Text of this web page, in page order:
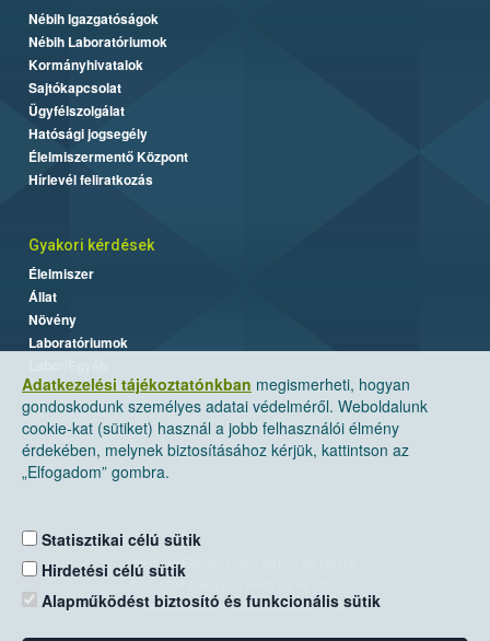
Adatkezelési tájékoztatónkban megismerheti, hogyan
gondoskodunk személyes adatai védelméről. Weboldalunk
cookie-kat (sütiket) használ a jobb felhasználói élmény
érdekében, melynek biztosításához kérjük, kattintson az
„Elfogadom” gombra.
Statisztikai célú sütik
Hirdetési célú sütik
Alapműködést biztosító és funkcionális sütik
Nébih Igazgatóságok
Nébih Laboratóriumok
Kormányhivatalok
Sajtókapcsolat
Ügyfélszolgálat
Hatósági jogsegély
Élelmiszermentő Központ
Hírlevél feliratkozás
Gyakori kérdések
Élelmiszer
Állat
Növény
Laboratóriumok
Nemzeti Élelmiszerlánc-biztonsági Hivatal
Levelezési cím: 1525 Budapest. Pf. 30.